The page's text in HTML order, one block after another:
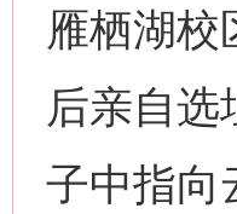
雁栖湖
后亲自
子中指向